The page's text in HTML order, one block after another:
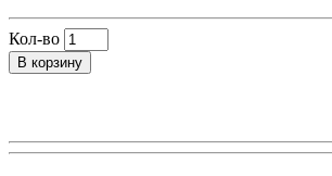
Кол-во
В корзину